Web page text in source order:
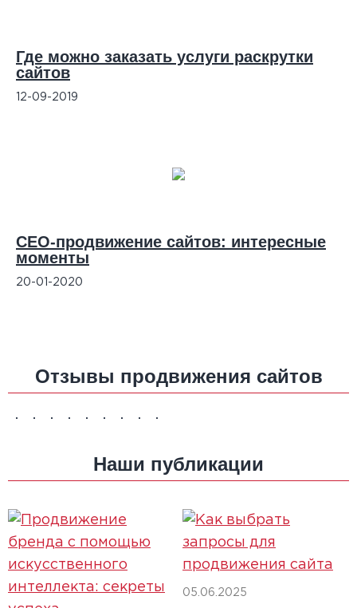
Где можно заказать услуги раскрутки
сайтов
12-09-2019
СЕО-продвижение сайтов: интересные
моменты
20-01-2020
Отзывы продвижения сайтов
Наши публикации
05.06.2025